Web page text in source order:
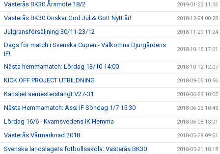
Västerås BK30 Årsmöte 18/2 2019-01-23 11:36
Västerås BK30 Önskar God Jul & Gott Nytt år! 2018-12-24 00:28
Julgransförsäljning 30/11-23/12 2018-11-29 11:24
Dags för match i Svenska Cupen - Välkomna Djurgårdens
IF!
2018-10-15 17:31
Nästa hemmamatch: Lördag 13/10 14:00 2018-10-12 12:07
KICK OFF PROJECT UTBILDNING 2018-09-05 10:56
Kansliet semesterstängt V27-31 2018-06-29 10:05
Nästa Hemmamatch: Assi IF Söndag 1/7 15:30 2018-06-26 10:43
Lördag 16/6 - Kvarnsvedens IK Hemma 2018-06-08 13:01
Västerås Vårmarknad 2018 2018-05-28 09:51
Svenska landslagets fotbollsskola: Västerås BK30 2018-05-21 18:18